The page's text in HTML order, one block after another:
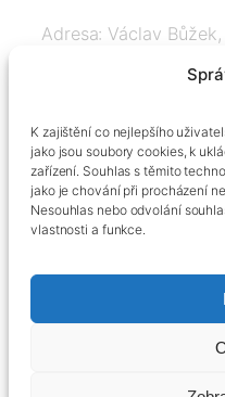
K zajištění co nejlepšího
jako jsou soubory cookies, k
zařízení. Souhlas s těmito
jako je chování při procházení
Nesouhlas nebo odvolání
vlastnosti a funkce.
Adresa: Václav
+420606334248,
Obchodní
Podmínky ochrany